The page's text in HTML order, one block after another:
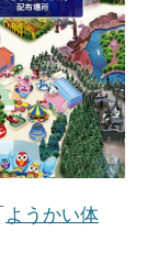
ようかい体